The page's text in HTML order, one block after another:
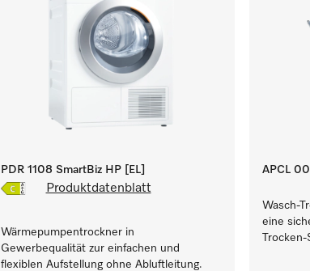
PDR 1108 SmartBiz HP [EL]
Produktdatenblatt
Wärmepumpentrockner in
Gewerbequalität zur einfachen und
flexiblen Aufstellung ohne Abluftleitung.
APCL
Wasch-
eine